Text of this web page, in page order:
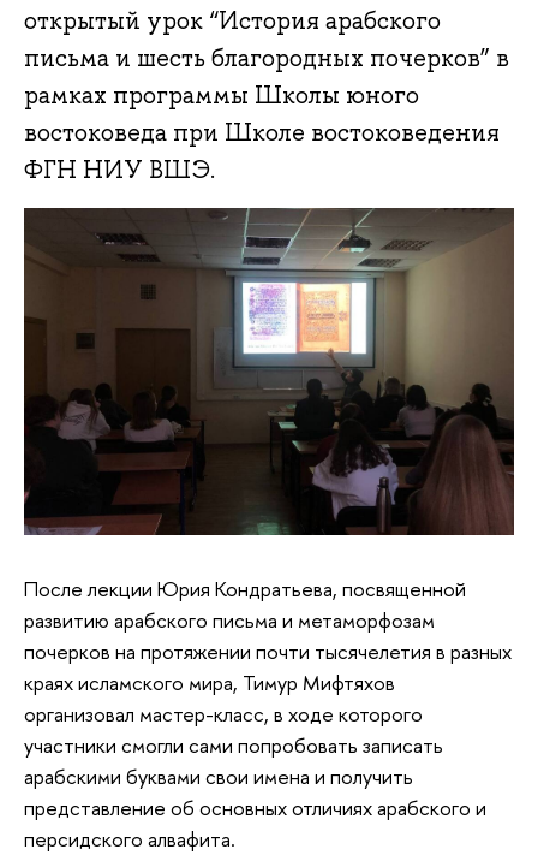
открытый урок “История арабского
письма и шесть благородных почерков” в
рамках программы Школы юного
востоковеда при Школе востоковедения
ФГН НИУ ВШЭ.
После лекции Юрия Кондратьева, посвященной
развитию арабского письма и метаморфозам
почерков на протяжении почти тысячелетия в разных
краях исламского мира, Тимур Мифтяхов
организовал мастер-класс, в ходе которого
участники смогли сами попробовать записать
арабскими буквами свои имена и получить
представление об основных отличиях арабского и
персидского алвафита.